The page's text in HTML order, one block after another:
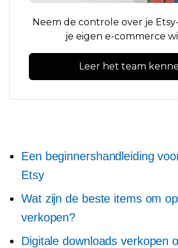
Neem de controle over je
je eigen e-commerce
Leer het team
Een beginnershandleiding
Etsy
Wat zijn de beste items om
verkopen?
Digitale downloads verkopen